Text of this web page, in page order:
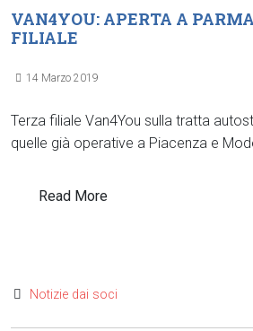
VAN4YOU: APERTA A
FILIALE
14 Marzo 2019
Terza filiale Van4You sulla tratta
quelle già operative a Piacenza e
Read More
Notizie dai soci